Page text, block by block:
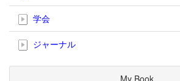
学会
ジャーナル